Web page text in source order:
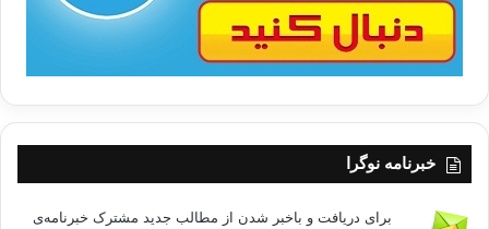
خبرنامه نوگرا
برای دریافت و باخبر شدن از مطالب جدید مشترک خبرنامه‌ی